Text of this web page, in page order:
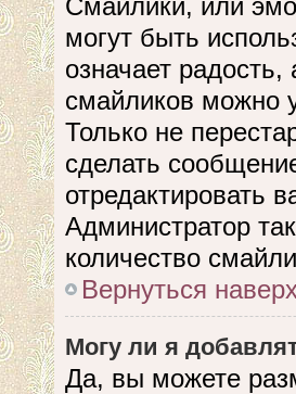
Смайлики, или
могут быть
означает
смайликов можно
Только не
сделать
отредактировать
Администратор
количество
Вернуться
Могу ли я
Да, вы можете